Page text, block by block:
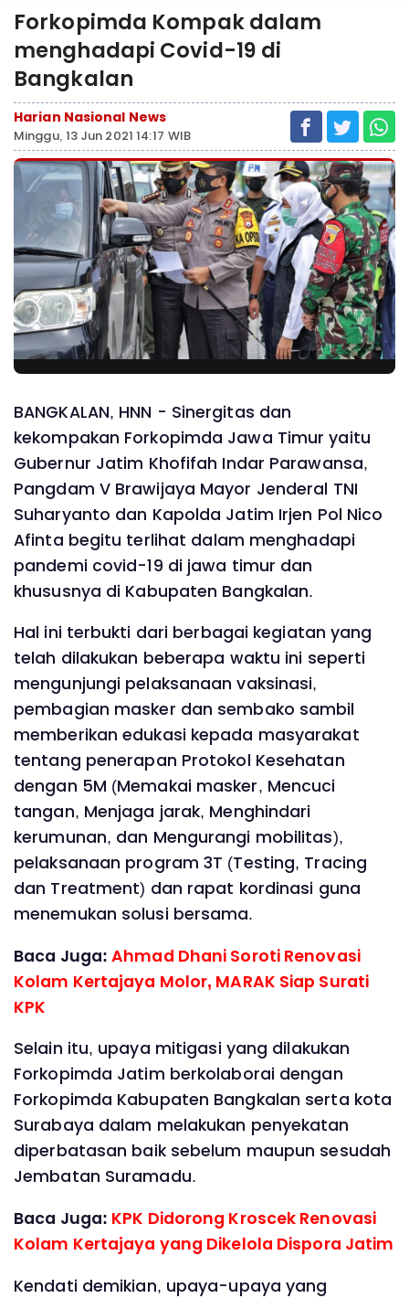
Forkopimda Kompak dalam
menghadapi Covid-19 di
Bangkalan
Harian Nasional News
Minggu, 13 Jun 2021 14:17 WIB
BANGKALAN, HNN - Sinergitas dan
kekompakan Forkopimda Jawa Timur yaitu
Gubernur Jatim Khofifah Indar Parawansa,
Pangdam V Brawijaya Mayor Jenderal TNI
Suharyanto dan Kapolda Jatim Irjen Pol Nico
Afinta begitu terlihat dalam menghadapi
pandemi covid-19 di jawa timur dan
khususnya di Kabupaten Bangkalan.
Hal ini terbukti dari berbagai kegiatan yang
telah dilakukan beberapa waktu ini seperti
mengunjungi pelaksanaan vaksinasi,
pembagian masker dan sembako sambil
memberikan edukasi kepada masyarakat
tentang penerapan Protokol Kesehatan
dengan 5M (Memakai masker, Mencuci
tangan, Menjaga jarak, Menghindari
kerumunan, dan Mengurangi mobilitas),
pelaksanaan program 3T (Testing, Tracing
dan Treatment) dan rapat kordinasi guna
menemukan solusi bersama.
Baca Juga:Ahmad Dhani Soroti Renovasi
Kolam Kertajaya Molor, MARAK Siap Surati
KPK
Selain itu, upaya mitigasi yang dilakukan
Forkopimda Jatim berkolaborai dengan
Forkopimda Kabupaten Bangkalan serta kota
Surabaya dalam melakukan penyekatan
diperbatasan baik sebelum maupun sesudah
Jembatan Suramadu.
Baca Juga: KPK Didorong Kroscek Renovasi
Kolam Kertajaya yang Dikelola Dispora Jatim
Kendati demikian, upaya-upaya yang